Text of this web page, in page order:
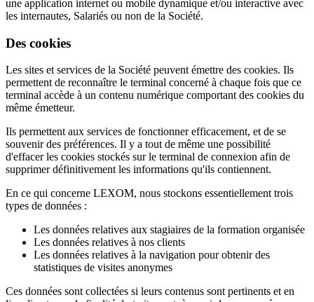
une application internet ou mobile dynamique et/ou interactive avec
les internautes, Salariés ou non de la Société.
Des cookies
Les sites et services de la Société peuvent émettre des cookies. Ils
permettent de reconnaître le terminal concerné à chaque fois que ce
terminal accède à un contenu numérique comportant des cookies du
même émetteur.
Ils permettent aux services de fonctionner efficacement, et de se
souvenir des préférences. Il y a tout de même une possibilité
d'effacer les cookies stockés sur le terminal de connexion afin de
supprimer définitivement les informations qu'ils contiennent.
En ce qui concerne LEXOM, nous stockons essentiellement trois
types de données :
Les données relatives aux stagiaires de la formation organisée
Les données relatives à nos clients
Les données relatives à la navigation pour obtenir des
statistiques de visites anonymes
Ces données sont collectées si leurs contenus sont pertinents et en